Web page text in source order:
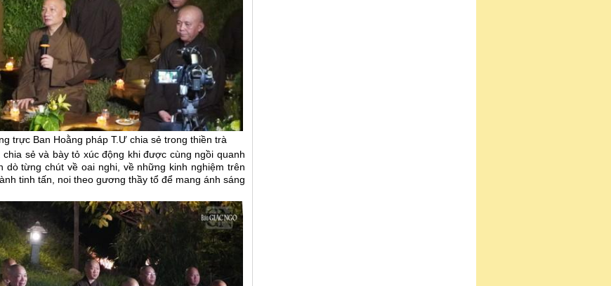
trực Ban Hoằng pháp T.Ư chia sẻ trong thiền trà
sẻ và bày tỏ xúc động khi được cùng ngồi quanh
từng chút về oai nghi, về những kinh nghiệm trên
tinh tấn, noi theo gương thầy tổ để mang ánh sáng